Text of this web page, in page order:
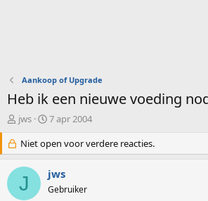
Aankoop of Upgrade
Heb ik een nieuwe voeding
O
d
e
r
w
e
jws
S
a
r
t
d
a
7 apr 2004
Niet open voor verdere reacties.
J jws
Gebruiker